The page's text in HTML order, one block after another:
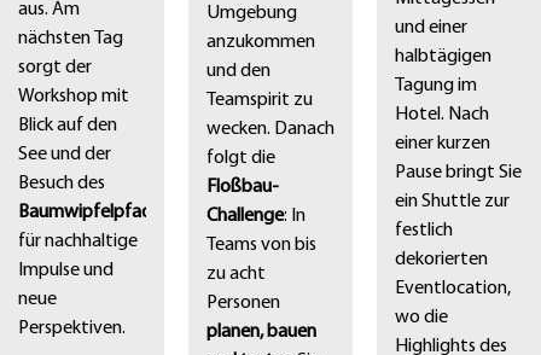
aus. Am
nächsten Tag
sorgt der
Workshop mit
Blick auf den
See und der
Besuch des
Baumwipfelpfads
für nachhaltige
Impulse und
neue
Perspektiven.
Umgebung
anzukommen
und den
Teamspirit zu
wecken. Danach
folgt die
Floßbau-
Challenge: In
Teams von bis
zu acht
Personen
planen, bauen
und einer
halbtägigen
Tagung im
Hotel. Nach
einer kurzen
Pause bringt Sie
ein Shuttle zur
festlich
dekorierten
Eventlocation,
wo die
Highlights des